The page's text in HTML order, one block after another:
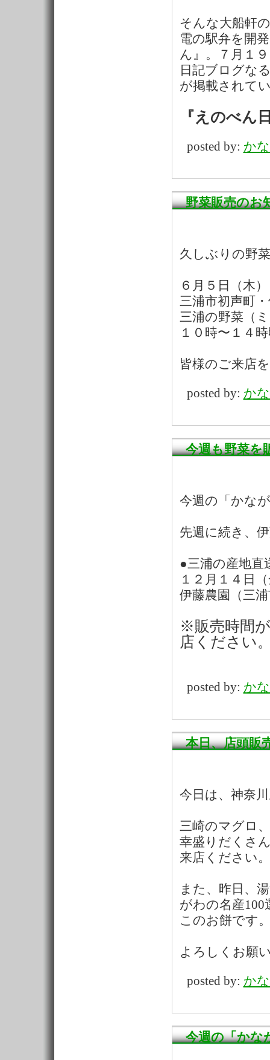
そんな大船軒
電の駅弁を開
ん』。７月１
日記ブログな
が掲載されて
『えのべん
posted by: か
野菜販売のお
久しぶりの野
６月５日（木）
三浦市初声町
三浦の野菜（
１０時〜１４
皆様のご来店
posted by: か
今週も野菜を
今週の「かな
先週に続き、
●三浦の産地直
１２月１４日
伊藤農園（三
※販売時間
店ください
posted by: か
本日、店頭販
今日は、神奈
三崎のマグロ
幸盛りだくさ
来店ください。
また、昨日、
がわの名産
このお餅です
よろしくお願
posted by: か
今週の「かな